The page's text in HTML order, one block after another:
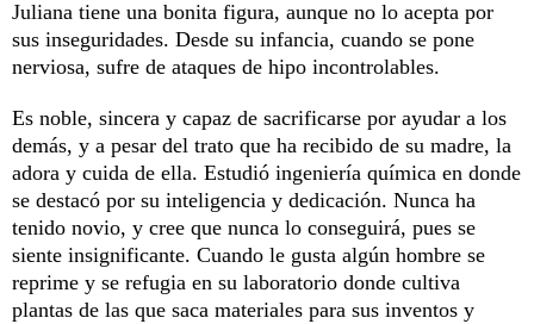
Juliana tiene una bonita figura, aunque no lo acepta por
sus inseguridades. Desde su infancia, cuando se pone
nerviosa, sufre de ataques de hipo incontrolables.
Es noble, sincera y capaz de sacrificarse por ayudar a los
demás, y a pesar del trato que ha recibido de su madre, la
adora y cuida de ella. Estudió ingeniería química en donde
se destacó por su inteligencia y dedicación. Nunca ha
tenido novio, y cree que nunca lo conseguirá, pues se
siente insignificante. Cuando le gusta algún hombre se
reprime y se refugia en su laboratorio donde cultiva
plantas de las que saca materiales para sus inventos y